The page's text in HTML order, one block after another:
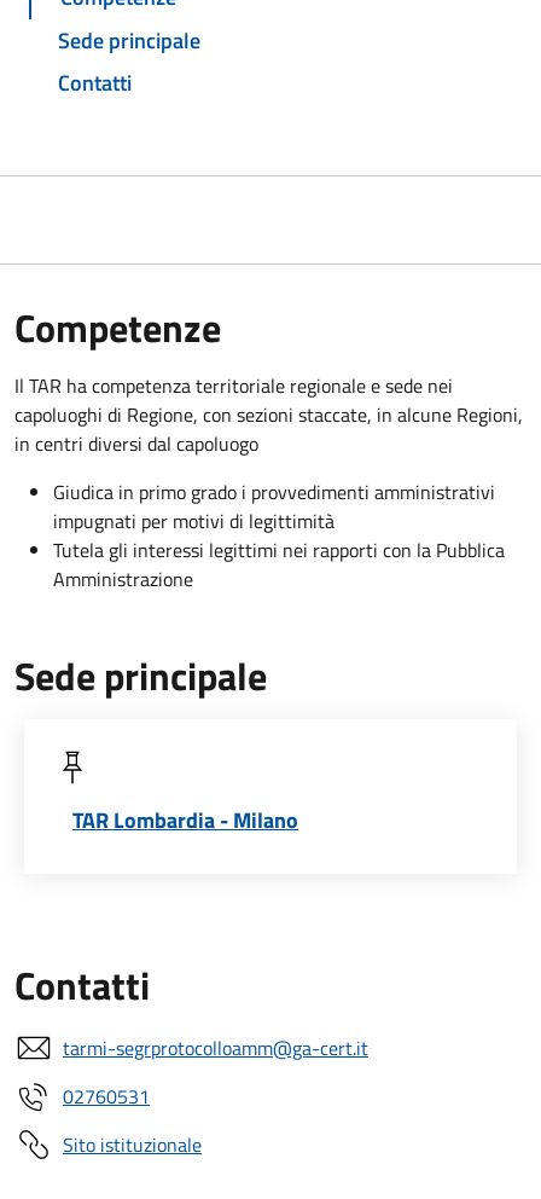
Sede principale
Contatti
Competenze
Il TAR ha competenza territoriale regionale e sede nei
capoluoghi di Regione, con sezioni staccate, in alcune Regioni,
in centri diversi dal capoluogo
Giudica in primo grado i provvedimenti amministrativi
impugnati per motivi di legittimità
Tutela gli interessi legittimi nei rapporti con la Pubblica
Amministrazione
Sede principale
TAR Lombardia - Milano
Contatti
tarmi-segrprotocolloamm@ga-cert.it
02760531
Sito istituzionale